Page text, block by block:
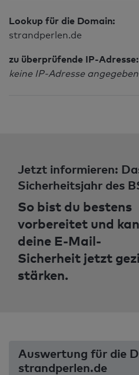
Lookup für die Domain:
strandperlen.de
zu überprüfende IP-Adresse:
keine IP-Adresse angegeben
Jetzt informieren:
Sicherheitsjahr des
So bist du bestens
vorbereitet und
deine E-Mail-
Sicherheit jetzt
stärken.
Auswertung für die
strandperlen.de